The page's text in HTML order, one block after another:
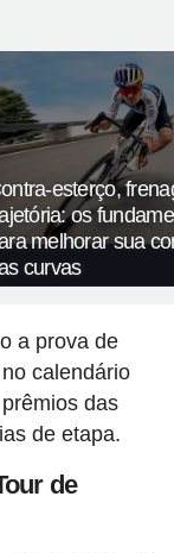
esterço,
os
melhorar sua
curvas
a prova de
calendário
das
de etapa.
de